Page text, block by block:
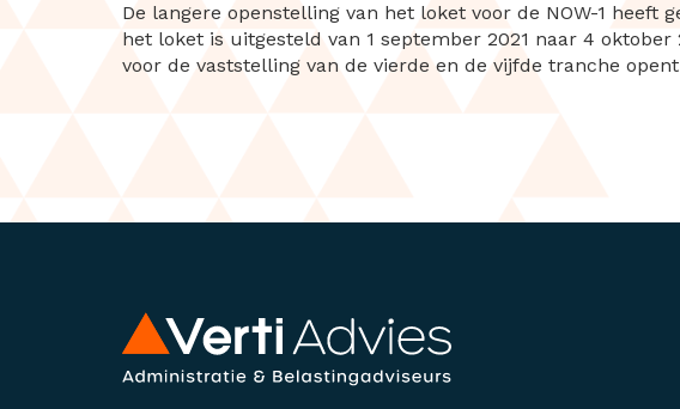
De langere openstelling van het loket voor de NOW-1 heeft
het loket is uitgesteld van 1 september 2021 naar 4
voor de vaststelling van de vierde en de vijfde tranche